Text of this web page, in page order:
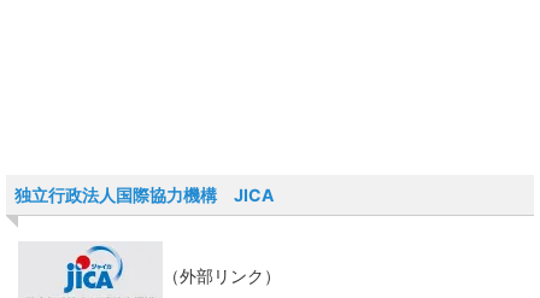
独立行政法人国際協力機構 JICA
（外部リンク）